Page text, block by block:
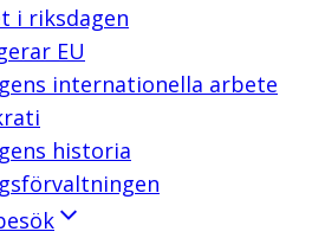
i riksdagen
EU
internationella arbete
historia